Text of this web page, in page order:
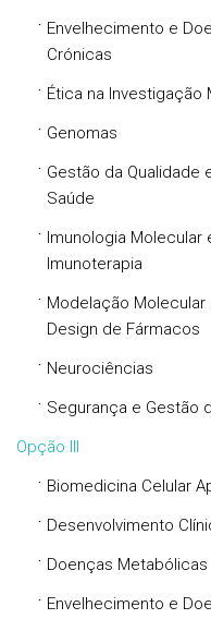
· Envelhecimento e
Crónicas
· Ética na Investigação
· Genomas
· Gestão da Qualidade
Saúde
· Imunologia Molecular
Imunoterapia
· Modelação Molecular
Design de Fármacos
· Neurociências
· Segurança e Gestão
Opção III
· Biomedicina Celular
· Desenvolvimento
· Doenças Metabólicas
· Envelhecimento e